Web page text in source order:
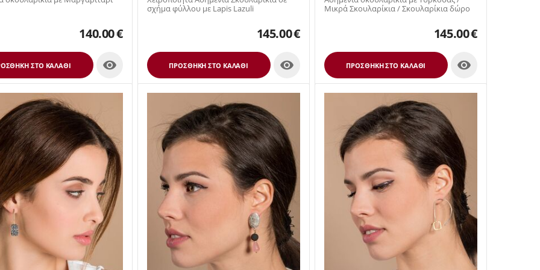
140.00€
ΣΤΟ ΚΑΛΆΘΙ 
σχήμα φύλλου με Lapis Lazuli
145.00€
ΠΡΟΣΘΉΚΗ ΣΤΟ ΚΑΛΆΘΙ 
Μικρά Σκουλαρίκια / Σκουλαρίκια δώρο
145.00€
ΠΡΟΣΘΉΚΗ ΣΤΟ ΚΑΛΆΘΙ 